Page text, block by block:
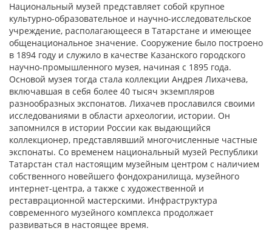
Национальный музей представляет собой крупное
культурно-образовательное и научно-исследовательское
учреждение, располагающееся в Татарстане и имеющее
общенациональное значение. Сооружение было построено
в 1894 году и служило в качестве Казанского городского
научно-промышленного музея, начиная с 1895 года.
Основой музея тогда стала коллекции Андрея Лихачева,
включавшая в себя более 40 тысяч экземпляров
разнообразных экспонатов. Лихачев прославился своими
исследованиями в области археологии, истории. Он
запомнился в истории России как выдающийся
коллекционер, представлявший многочисленные частные
экспонаты. Со временем национальный музей Республики
Татарстан стал настоящим музейным центром с наличием
собственного новейшего фондохранилища, музейного
интернет-центра, а также с художественной и
реставрационной мастерскими. Инфраструктура
современного музейного комплекса продолжает
развиваться в настоящее время.